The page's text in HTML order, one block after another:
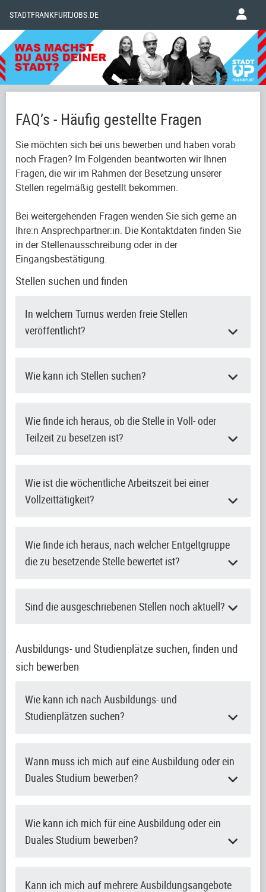
STADTFRANKFURTJOBS.DE
FAQ’s - Häufig gestellte Fragen
Sie möchten sich bei uns bewerben und haben vorab
noch Fragen? Im Folgenden beantworten wir Ihnen
Fragen, die wir im Rahmen der Besetzung unserer
Stellen regelmäßig gestellt bekommen.
Bei weitergehenden Fragen wenden Sie sich gerne an
Ihre:n Ansprechpartner:in. Die Kontaktdaten finden Sie
in der Stellenausschreibung oder in der
Eingangsbestätigung.
Stellen suchen und finden
In welchem Turnus werden freie Stellen
veröffentlicht?
Wie kann ich Stellen suchen?
Wie finde ich heraus, ob die Stelle in Voll- oder
Teilzeit zu besetzen ist?
Wie ist die wöchentliche Arbeitszeit bei einer
Vollzeittätigkeit?
Wie finde ich heraus, nach welcher Entgeltgruppe
die zu besetzende Stelle bewertet ist?
Sind die ausgeschriebenen Stellen noch aktuell?
Ausbildungs- und Studienplätze suchen, finden und
sich bewerben
Wie kann ich nach Ausbildungs- und
Studienplätzen suchen?
Wann muss ich mich auf eine Ausbildung oder ein
Duales Studium bewerben?
Wie kann ich mich für eine Ausbildung oder ein
Duales Studium bewerben?
Kann ich mich auf mehrere Ausbildungsangebote